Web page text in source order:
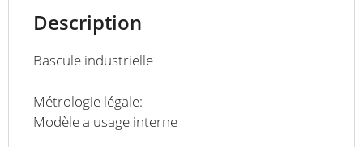
Description
Bascule industrielle
Métrologie légale:
Modèle a usage interne